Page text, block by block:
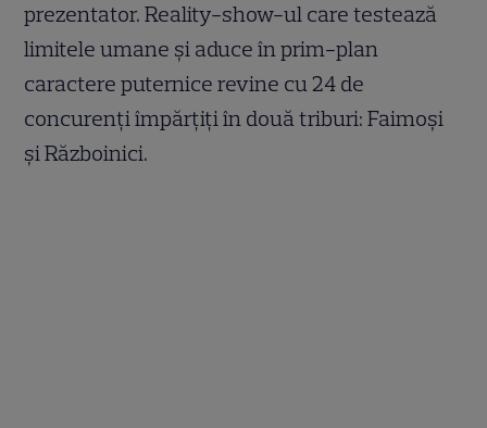
prezentator. Reality-show-ul care testează
limitele umane și aduce în prim-plan
caractere puternice revine cu 24 de
concurenți împărțiți în două triburi: Faimoși
și Războinici.